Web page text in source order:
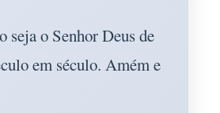
seja o Senhor Deus de
em século. Amém e